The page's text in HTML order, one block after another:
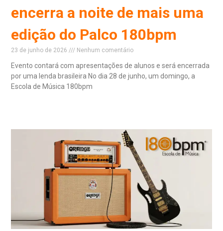
encerra a noite de mais uma
edição do Palco 180bpm
23 de junho de 2026 Nenhum comentário
Evento contará com apresentações de alunos e será encerrada
por uma lenda brasileira No dia 28 de junho, um domingo, a
Escola de Música 180bpm